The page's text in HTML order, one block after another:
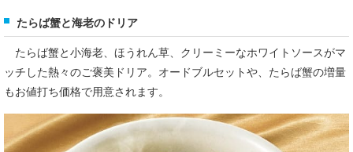
たらば蟹と海老のドリア
たらば蟹と小海老、ほうれん草、クリーミーなホワイトソースがマ
ッチした熱々のご褒美ドリア。オードブルセットや、たらば蟹の増量
もお値打ち価格で用意されます。